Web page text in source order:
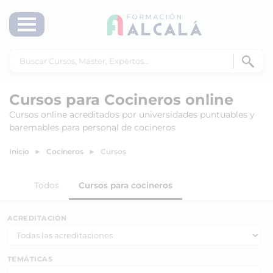
Cursos para Cocineros online
Cursos online acreditados por universidades puntuables y
baremables para personal de cocineros
Inicio Cocineros Cursos
Todos Cursos para cocineros
ACREDITACIÓN
TEMÁTICAS